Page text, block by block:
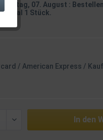
Freitag, 07. August :
1 Stück.
/ American Express /
In den